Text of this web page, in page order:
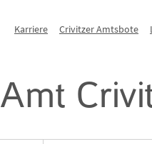
Karriere Crivitzer Amtsbote
Amt